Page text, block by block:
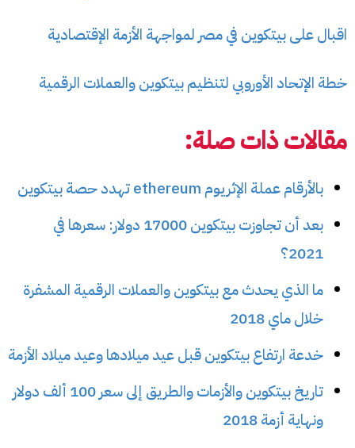
اقبال على بيتكوين في مصر لمواجهة الأزمة الإقتصادية
خطة الإتحاد الأوروبي لتنظيم بيتكوين والعملات الرقمية
مقالات ذات صلة:
بالأرقام عملة الإثريوم ethereum تهدد حصة بيتكوين
بعد أن تجاوزت بيتكوين 17000 دولار: سعرها في
2021؟
ما الذي يحدث مع بيتكوين والعملات الرقمية المشفرة
خلال ماي 2018
خدعة ارتفاع بيتكوين قبل عيد ميلادها وعيد ميلاد الأزمة
تاريخ بيتكوين والأزمات والطريق إلى سعر 100 ألف دولار
ونهاية أزمة 2018